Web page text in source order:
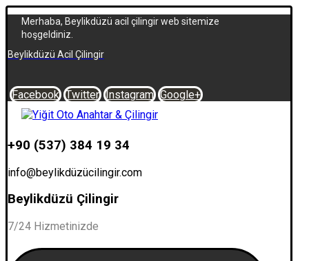
Merhaba, Beylikdüzü acil çilingir web sitemize
hoşgeldiniz.
Beylikdüzü Acil Çilingir
Facebook Twitter Instagram Google+
+90 (537) 384 19 34
info@beylikdüzücilingir.com
Beylikdüzü Çilingir
7/24 Hizmetinizde